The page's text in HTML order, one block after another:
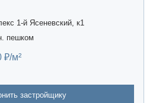
1-й Ясеневский, к1
пешком
₽/м²
застройщику